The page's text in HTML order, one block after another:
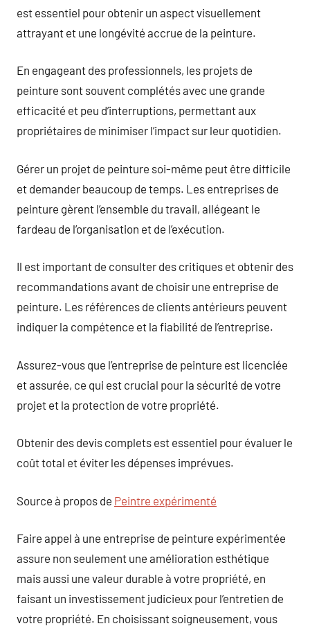
est essentiel pour obtenir un aspect visuellement
attrayant et une longévité accrue de la peinture.
En engageant des professionnels, les projets de
peinture sont souvent complétés avec une grande
efficacité et peu d’interruptions, permettant aux
propriétaires de minimiser l’impact sur leur quotidien.
Gérer un projet de peinture soi-même peut être difficile
et demander beaucoup de temps. Les entreprises de
peinture gèrent l’ensemble du travail, allégeant le
fardeau de l’organisation et de l’exécution.
Il est important de consulter des critiques et obtenir des
recommandations avant de choisir une entreprise de
peinture. Les références de clients antérieurs peuvent
indiquer la compétence et la fiabilité de l’entreprise.
Assurez-vous que l’entreprise de peinture est licenciée
et assurée, ce qui est crucial pour la sécurité de votre
projet et la protection de votre propriété.
Obtenir des devis complets est essentiel pour évaluer le
coût total et éviter les dépenses imprévues.
Source à propos de Peintre expérimenté
Faire appel à une entreprise de peinture expérimentée
assure non seulement une amélioration esthétique
mais aussi une valeur durable à votre propriété, en
faisant un investissement judicieux pour l’entretien de
votre propriété. En choisissant soigneusement, vous